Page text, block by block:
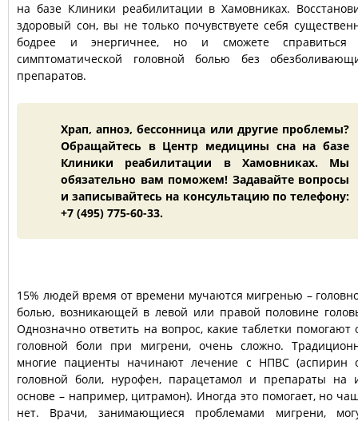
на базе Клиники реабилитации в Хамовниках.
здоровый сон, вы не только почувствуете себя
бодрее и энергичнее, но и сможете справиться
симптоматической головной болью без
препаратов.
Храп, апноэ, бессонница или другие проблемы?
Обращайтесь в Центр медицины сна на базе
Клиники реабилитации в Хамовниках. Мы
обязательно вам поможем! Задавайте вопросы
и записывайтесь на консультацию по телефону:
+7 (495) 775-60-33.
15% людей время от времени мучаются мигренью –
болью, возникающей в левой или правой половине
Однозначно ответить на вопрос, какие таблетки помогают
головной боли при мигрени, очень сложно.
многие пациенты начинают лечение с НПВС (аспирин
головной боли, нурофен, парацетамол и препараты на
основе – например, цитрамон). Иногда это помогает, но
нет. Врачи, занимающиеся проблемами мигрени,